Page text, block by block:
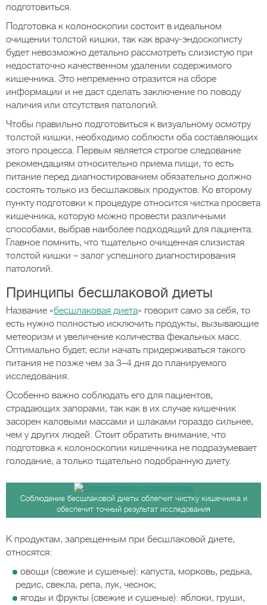
подготовиться.
Подготовка к колоноскопии состоит в идеальном
очищении толстой кишки, так как врачу-эндоскописту
будет невозможно детально рассмотреть слизистую при
недостаточно качественном удалении содержимого
кишечника. Это непременно отразится на сборе
информации и не даст сделать заключение по поводу
наличия или отсутствия патологий.
Чтобы правильно подготовиться к визуальному осмотру
толстой кишки, необходимо соблюсти оба составляющих
этого процесса. Первым является строгое следование
рекомендациям относительно приема пищи, то есть
питание перед диагностированием обязательно должно
состоять только из бесшлаковых продуктов. Ко второму
пункту подготовки к процедуре относится чистка просвета
кишечника, которую можно провести различными
способами, выбрав наиболее подходящий для пациента.
Главное помнить, что тщательно очищенная слизистая
толстой кишки – залог успешного диагностирования
патологий.
Принципы бесшлаковой диеты
Название «бесшлаковая диета» говорит само за себя, то
есть нужно полностью исключить продукты, вызывающие
метеоризм и увеличение количества фекальных масс.
Оптимально будет, если начать придерживаться такого
питания не позже чем за 3–4 дня до планируемого
исследования.
Особенно важно соблюдать его для пациентов,
страдающих запорами, так как в их случае кишечник
засорен каловыми массами и шлаками гораздо сильнее,
чем у других людей. Стоит обратить внимание, что
подготовка к колоноскопии кишечника не подразумевает
голодание, а только тщательно подобранную диету.
Соблюдение бесшлаковой диеты облегчит чистку кишечника и
обеспечит точный результат исследования
К продуктам, запрещенным при бесшлаковой диете,
относятся:
овощи (свежие и сушеные): капуста, морковь, редька,
редис, свекла, репа, лук, чеснок;
ягоды и фрукты (свежие и сушеные): яблоки, груши,